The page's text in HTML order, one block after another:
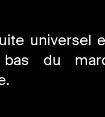
universel
du